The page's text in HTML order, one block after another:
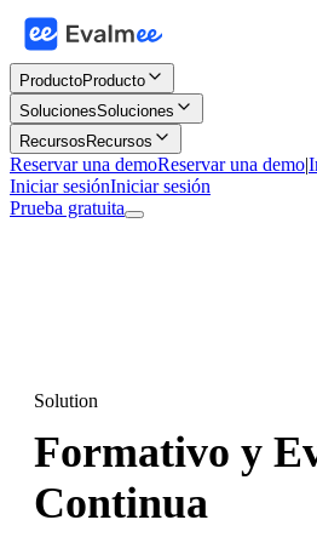
ProductoProducto
SolucionesSoluciones
Recursos Recursos
Reservar una demoReservar una demo|
Iniciar sesiónIniciar sesión
Prueba gratuita
Solution
Formativo y
Continua